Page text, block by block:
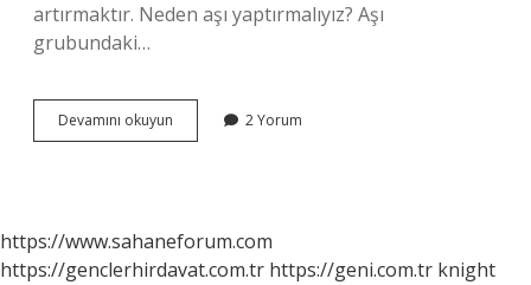
artırmaktır. Neden aşı yaptırmalıyız? Aşı
grubundaki…
Devamını okuyun
Olmak
2 Yorum
https://www.sahaneforum.com
https://genclerhirdavat.com.tr https://geni.com.tr knight